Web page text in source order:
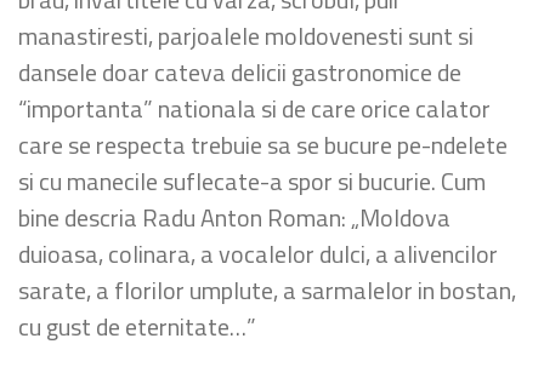
manastiresti, parjoalele moldovenesti sunt si
dansele doar cateva delicii gastronomice de
“importanta” nationala si de care orice calator
care se respecta trebuie sa se bucure pe-ndelete
si cu manecile suflecate-a spor si bucurie. Cum
bine descria Radu Anton Roman: „Moldova
duioasa, colinara, a vocalelor dulci, a alivencilor
sarate, a florilor umplute, a sarmalelor in bostan,
cu gust de eternitate…”